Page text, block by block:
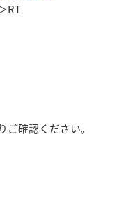
RT
ご確認ください。